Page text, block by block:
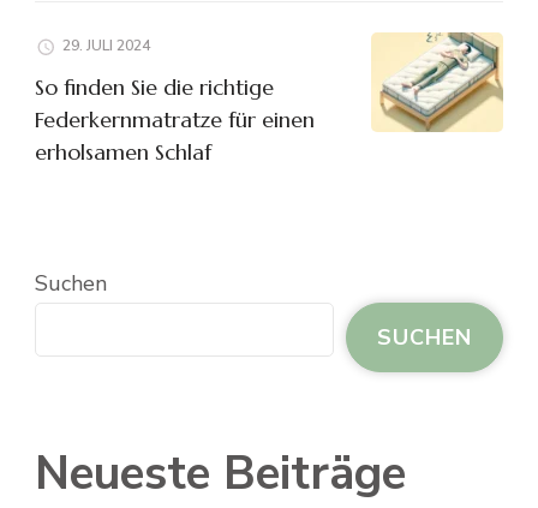
29. JULI 2024
So finden Sie die richtige
Federkernmatratze für einen
erholsamen Schlaf
Suchen
SUCHEN
Neueste Beiträge